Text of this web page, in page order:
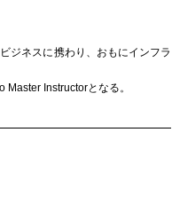
ジネスに携わり、おもにインフラ
Instructorとなる。